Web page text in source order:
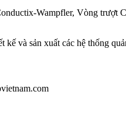
Wampfler, Vòng
và sản xuất các hệ thống